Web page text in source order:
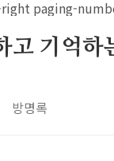
paging-
고 기억하
방명록